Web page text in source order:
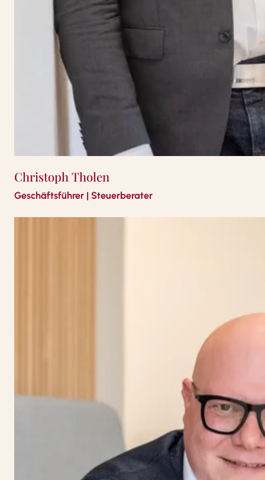
Christoph Tholen
Geschäftsführer | Steuerberater